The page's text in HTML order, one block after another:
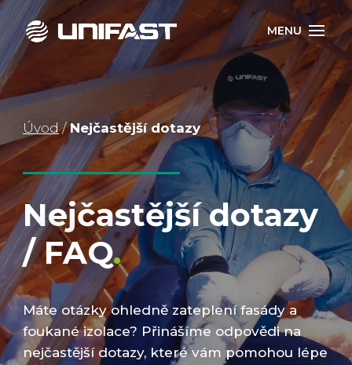
Úvod/Nejčastější dotazy
Nejčastější dotazy
/ FAQ.
Máte otázky ohledně zateplení fasády a
foukané izolace? Přinášíme odpovědi na
nejčastější dotazy, které vám pomohou lépe